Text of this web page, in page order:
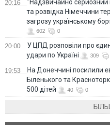
20:16
"Надзвичайно серйозний
та розвідка Німеччини
загрозу українському
602 0
20:00
У ЦПД розповіли про
удари по Україні
309
19:53
На Донеччині посилили
Біленького та
500 дітей
40 0